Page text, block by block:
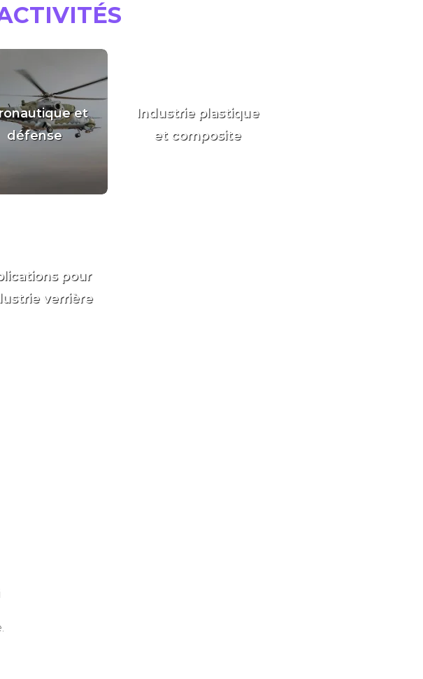
et
défense
Industrie plastique
et composite
pour
verrière